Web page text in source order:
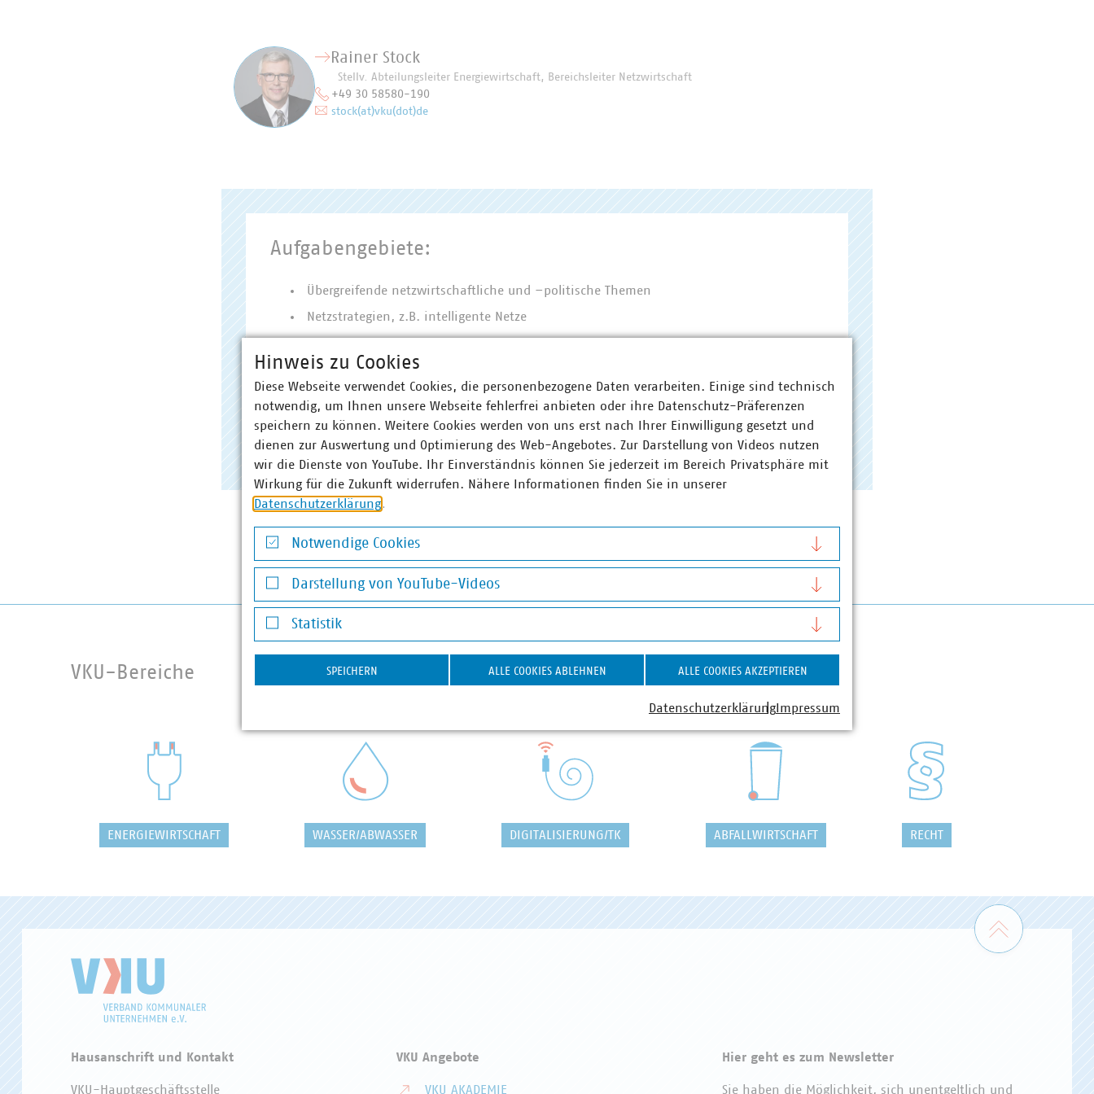
Rainer Stock
Stellv. Abteilungsleiter Energiewirtschaft, Bereichsleiter Netzwirtschaft
+49 30 58580-190
stock(at)vku(dot)de
Aufgabengebiete:
Übergreifende netzwirtschaftliche und –politische Themen
Netzstrategien, z.B. intelligente Netze
Gremienbetreuung:
Ausschuss Netzwirtschaft
Betreuung VKU-Landesgruppe Nord
VKU-Bereiche
ENERGIEWIRTSCHAFT WASSER/ABWASSER DIGITALISIERUNG/TK ABFALLWIRTSCHAFT RECHT
Zum
Hausanschrift und Kontakt
VKU-Hauptgeschäftsstelle
VKU Angebote
VKU AKADEMIE
Hier geht es zum Newsletter
Sie haben die Möglichkeit, sich unentgeltlich und
Hinweis zu Cookies
Diese Webseite verwendet Cookies, die personenbezogene Daten verarbeiten. Einige sind technisch
notwendig, um Ihnen unsere Webseite fehlerfrei anbieten oder ihre Datenschutz-Präferenzen
speichern zu können. Weitere Cookies werden von uns erst nach Ihrer Einwilligung gesetzt und
dienen zur Auswertung und Optimierung des Web-Angebotes. Zur Darstellung von Videos nutzen
wir die Dienste von YouTube. Ihr Einverständnis können Sie jederzeit im Bereich Privatsphäre mit
Wirkung für die Zukunft widerrufen. Nähere Informationen finden Sie in unserer
Datenschutzerklärung.
Notwendige Cookies
Notwendige Cookies
Darstellung von YouTube-Videos
Darstellung von YouTube-Videos
Statistik
Statistik
SPEICHERN ALLE COOKIES ABLEHNEN ALLE COOKIES AKZEPTIEREN
Datenschutzerklärung Impressum